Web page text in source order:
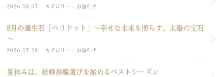
2026.08.07 カテゴリー お知らせ
8月の誕生石「ペリドット」～幸せな未来を照らす、太陽の宝石
～
2026.07.28 カテゴリー お知らせ
夏休みは、結婚指輪選びを始めるベストシーズン